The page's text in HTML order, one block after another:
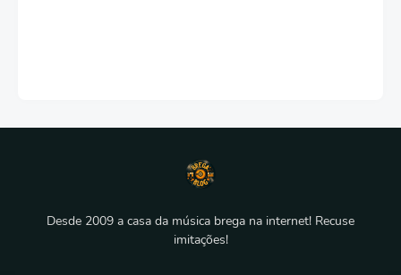
Desde 2009 a casa da música brega na internet! Recuse
imitações!